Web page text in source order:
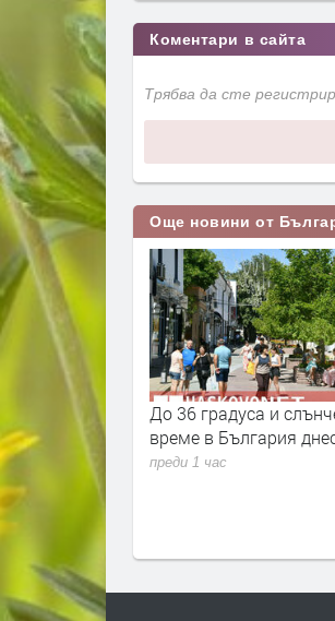
Коментари в сайта
Трябва да сте
Още новини от
вече
До 36 градуса и
време в България
преди 1 час
Под